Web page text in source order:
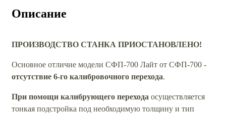
Описание
ПРОИЗВОДСТВО СТАНКА ПРИОСТАНОВЛЕНО!
Основное отличие модели СФП-700 Лайт от СФП-700 -
отсутствие 6-го калибровочного перехода.
При помощи калибрующего перехода осуществляется
тонкая подстройка под необходимую толщину и тип